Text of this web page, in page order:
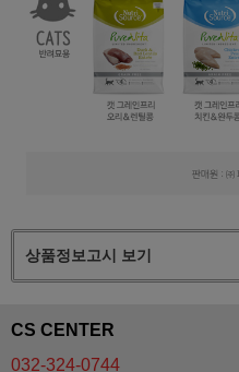
상품정보고시 보기
CS CENTER
032-324-0744